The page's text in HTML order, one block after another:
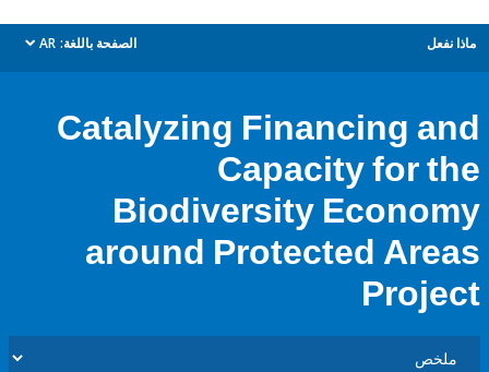
الصفحة باللغة: AR
dropdown
Catalyzing Financing
Capacity for
Biodiversity
around Protected